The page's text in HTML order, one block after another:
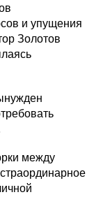
и упущения
Золотов
между